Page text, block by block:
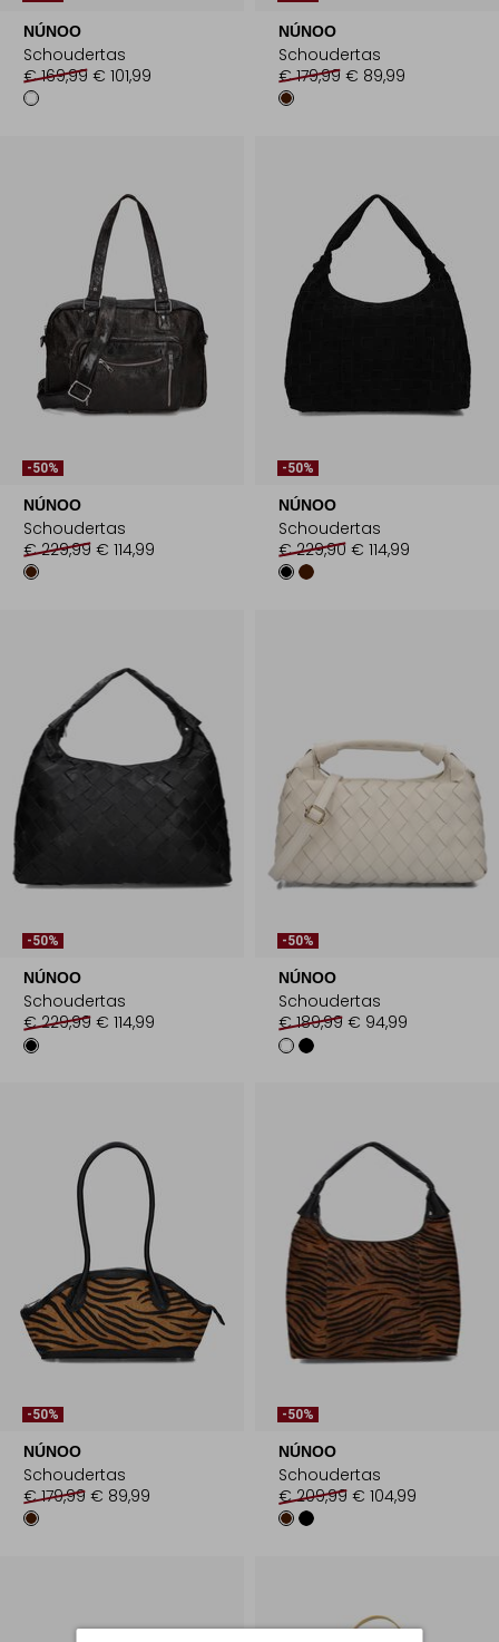
NÚNOO
Schoudertas
€ 169,99 € 101,99
NÚNOO
Schoudertas
€ 179,99 € 89,99
-50%
NÚNOO
Schoudertas
€ 229,99 € 114,99
-50%
NÚNOO
Schoudertas
€ 229,90 € 114,99
-50%
NÚNOO
Schoudertas
€ 229,99 € 114,99
-50%
NÚNOO
Schoudertas
€ 189,99 € 94,99
-50%
NÚNOO
Schoudertas
€ 179,99 € 89,99
-50%
NÚNOO
Schoudertas
€ 209,99 € 104,99